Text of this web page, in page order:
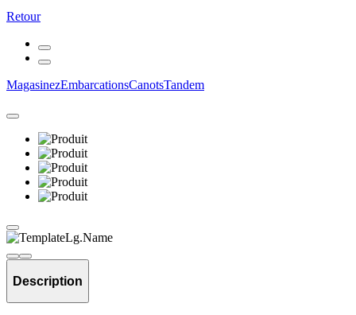
Retour
MagasinezEmbarcationsCanotsTandem
Description